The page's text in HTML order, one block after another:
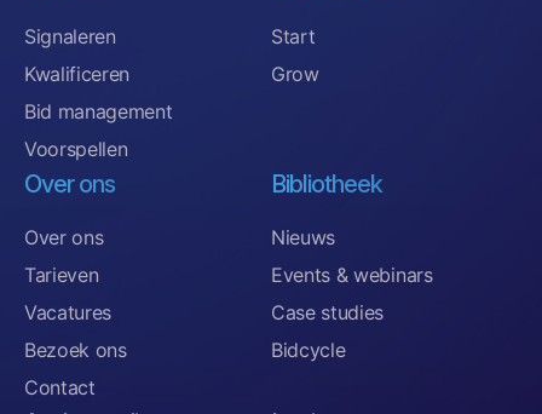
Signaleren
Kwalificeren
Bid management
Voorspellen
Start
Grow
Over ons
Over ons
Tarieven
Vacatures
Bezoek ons
Contact
Bibliotheek
Nieuws
Events & webinars
Case studies
Bidcycle